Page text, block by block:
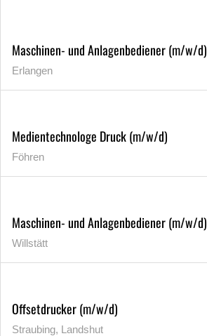
Maschinen- und Anlagenbediener (m/w/d)
Erlangen
Medientechnologe Druck (m/w/d)
Föhren
Maschinen- und Anlagenbediener (m/w/d)
Willstätt
Offsetdrucker (m/w/d)
Straubing, Landshut